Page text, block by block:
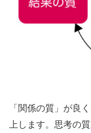
「関係の質」が良
上します。思考の